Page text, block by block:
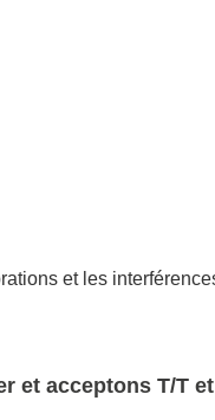
et les
et acceptons T/T